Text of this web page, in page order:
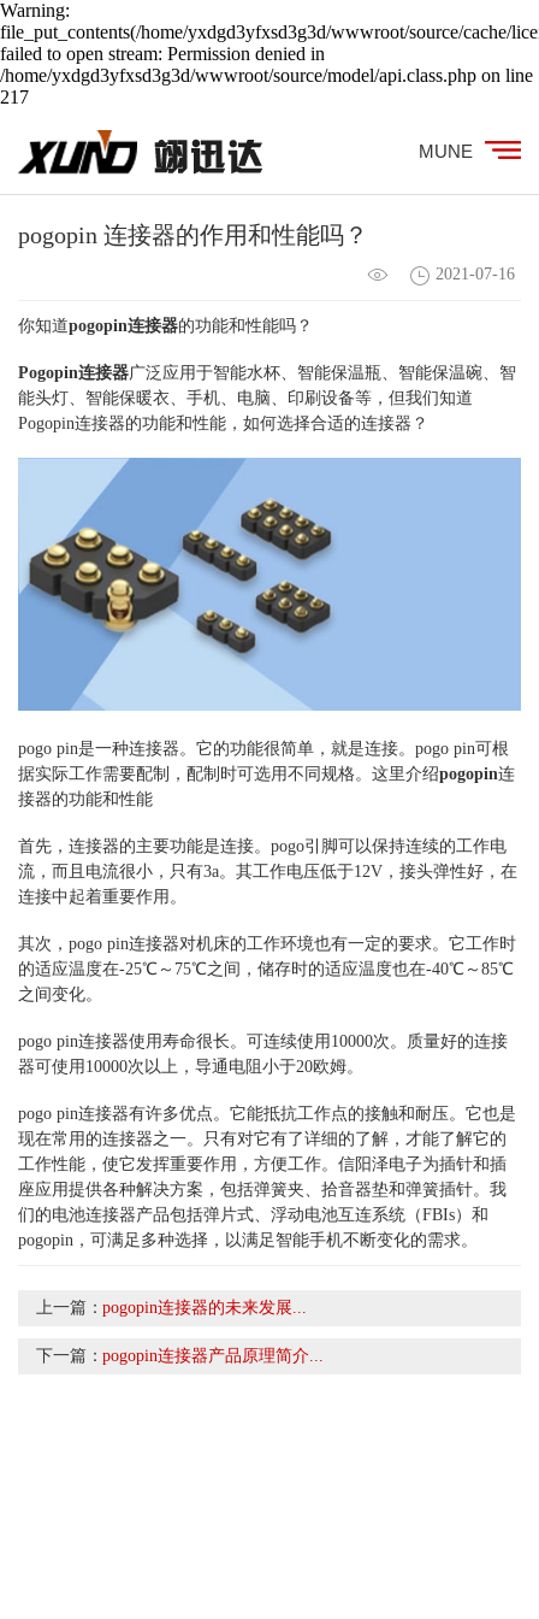
Warning:
file_put_contents(/home/yxdgd3yfxsd3g3d/wwwroot/source/cache/
failed to open stream: Permission denied in
/home/yxdgd3yfxsd3g3d/wwwroot/source/model/api.class.php on line
217
MUNE
pogopin 连接器的作用和性能吗？
2021-07-16
你知道pogopin连接器的功能和性能吗？
Pogopin连接器广泛应用于智能水杯、智能保温瓶、智能保温碗、智
能头灯、智能保暖衣、手机、电脑、印刷设备等，但我们知道
Pogopin连接器的功能和性能，如何选择合适的连接器？
pogo pin是一种连接器。它的功能很简单，就是连接。pogo pin可根
据实际工作需要配制，配制时可选用不同规格。这里介绍pogopin连
接器的功能和性能
首先，连接器的主要功能是连接。pogo引脚可以保持连续的工作电
流，而且电流很小，只有3a。其工作电压低于12V，接头弹性好，在
连接中起着重要作用。
其次，pogo pin连接器对机床的工作环境也有一定的要求。它工作时
的适应温度在-25℃～75℃之间，储存时的适应温度也在-40℃～85℃
之间变化。
pogo pin连接器使用寿命很长。可连续使用10000次。质量好的连接
器可使用10000次以上，导通电阻小于20欧姆。
pogo pin连接器有许多优点。它能抵抗工作点的接触和耐压。它也是
现在常用的连接器之一。只有对它有了详细的了解，才能了解它的
工作性能，使它发挥重要作用，方便工作。信阳泽电子为插针和插
座应用提供各种解决方案，包括弹簧夹、拾音器垫和弹簧插针。我
们的电池连接器产品包括弹片式、浮动电池互连系统（FBIs）和
pogopin，可满足多种选择，以满足智能手机不断变化的需求。
上一篇：pogopin连接器的未来发展...
下一篇：pogopin连接器产品原理简介...